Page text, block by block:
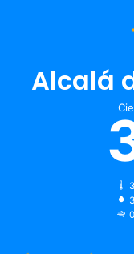
Alcalá